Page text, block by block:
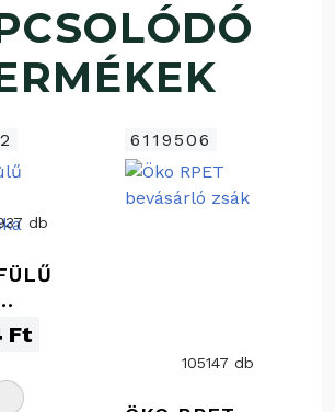
db
Ft
6119506
105147 db